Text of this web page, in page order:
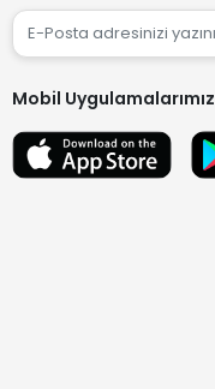
Mobil Uygulamalarımız